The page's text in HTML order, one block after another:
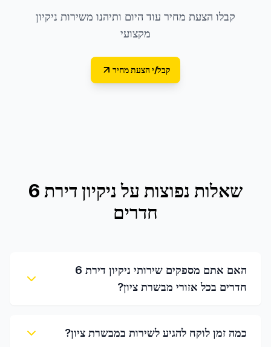
קבלו הצעת מחיר עוד היום ותיהנו משירות ניקיון
מקצועי
קבל/י הצעת מחיר
שאלות נפוצות על
ניקיון דירת 6
חדרים
האם אתם מספקים שירותי ניקיון דירת 6
חדרים בכל אזורי מבשרת ציון?
כמה זמן לוקח להגיע לשירות במבשרת ציון?